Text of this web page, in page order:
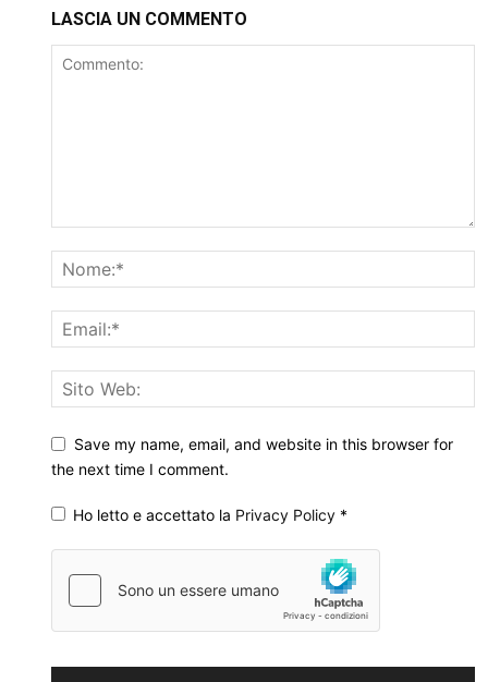
LASCIA UN COMMENTO
Save my name, email, and website in this browser for
the next time I comment.
Ho letto e accettato la Privacy Policy *